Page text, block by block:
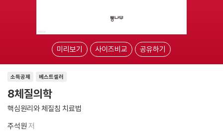
미리보기 사이즈비교 공유하기
소득공제 베스트셀러
8체질의학
핵심원리와 체질침 치료법
주석원 저